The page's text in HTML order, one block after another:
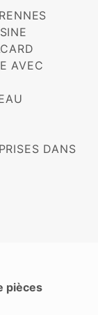
AVEC
DANS
pièces